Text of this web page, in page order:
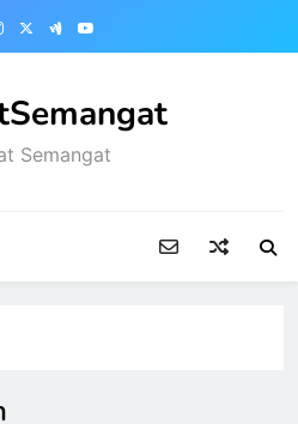
Semangat